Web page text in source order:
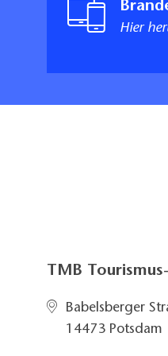
Hier
TMB
Babelsberger
14473 Potsdam